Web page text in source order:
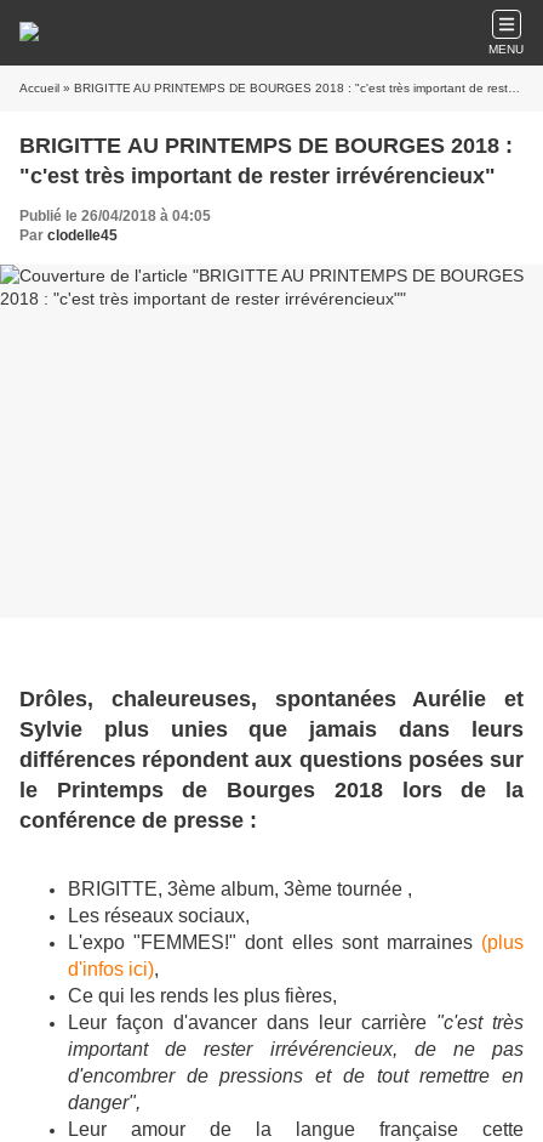
MENU
Accueil » BRIGITTE AU PRINTEMPS DE BOURGES 2018 : "c'est très important de rester irrévérencieux"
BRIGITTE AU PRINTEMPS DE BOURGES 2018 :
"c'est très important de rester irrévérencieux"
Publié le 26/04/2018 à 04:05
Par clodelle45
Drôles, chaleureuses, spontanées Aurélie et
Sylvie plus unies que jamais dans leurs
différences répondent aux questions posées sur
le Printemps de Bourges 2018 lors de la
conférence de presse :
BRIGITTE, 3ème album, 3ème tournée ,
Les réseaux sociaux,
L'expo "FEMMES!" dont elles sont marraines (plus
d'infos ici),
Ce qui les rends les plus fières,
Leur façon d'avancer dans leur carrière "c'est très
important de rester irrévérencieux, de ne pas
d'encombrer de pressions et de tout remettre en
danger",
Leur amour de la langue française cette